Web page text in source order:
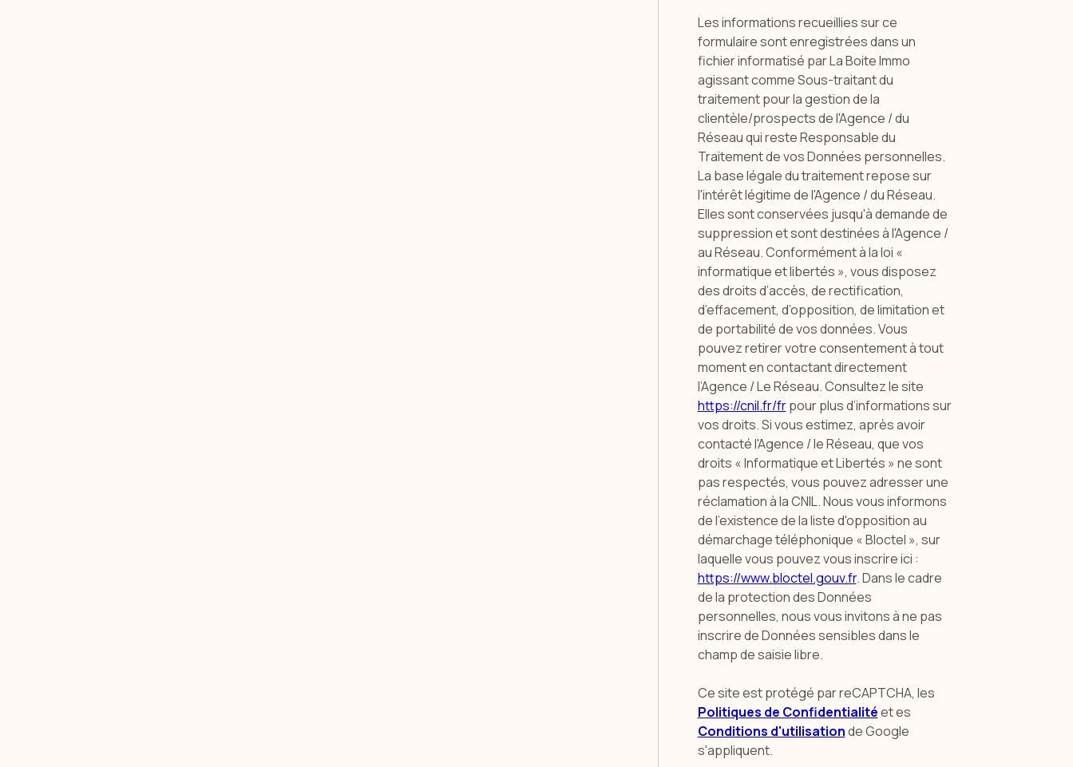
Les informations recueillies sur ce
formulaire sont enregistrées dans un
fichier informatisé par La Boite Immo
agissant comme Sous-traitant du
traitement pour la gestion de la
clientèle/prospects de l'Agence / du
Réseau qui reste Responsable du
Traitement de vos Données personnelles.
La base légale du traitement repose sur
l'intérêt légitime de l'Agence / du Réseau.
Elles sont conservées jusqu'à demande de
suppression et sont destinées à l'Agence /
au Réseau. Conformément à la loi «
informatique et libertés », vous disposez
des droits d’accès, de rectification,
d’effacement, d’opposition, de limitation et
de portabilité de vos données. Vous
pouvez retirer votre consentement à tout
moment en contactant directement
l’Agence / Le Réseau. Consultez le site
https://cnil.fr/frpour plus d’informations sur
vos droits. Si vous estimez, après avoir
contacté l'Agence / le Réseau, que vos
droits « Informatique et Libertés » ne sont
pas respectés, vous pouvez adresser une
réclamation à la CNIL. Nous vous informons
de l’existence de la liste d'opposition au
démarchage téléphonique « Bloctel », sur
laquelle vous pouvez vous inscrire ici :
https://www.bloctel.gouv.fr. Dans le cadre
de la protection des Données
personnelles, nous vous invitons à ne pas
inscrire de Données sensibles dans le
champ de saisie libre.
Ce site est protégé par reCAPTCHA, les
Politiques de Confidentialitéet es
Conditions d'utilisationde Google
s'appliquent.